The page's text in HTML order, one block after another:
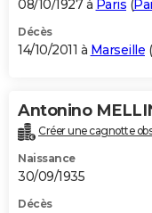
08/10/1927 à Paris (
Décès
14/10/2011 à Marseille (
Antonino
Créer une cagnotte
Naissance
30/09/1935
Décès